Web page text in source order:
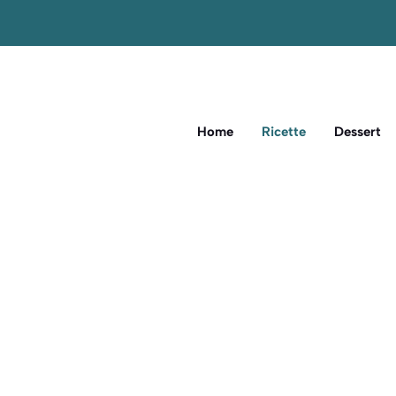
Home Ricette Dessert